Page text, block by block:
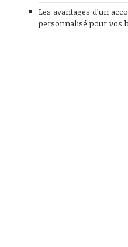
Les avantages d’un
personnalisé pour vos